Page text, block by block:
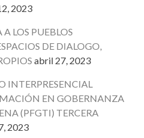
2023
LOS PUEBLOS
DE DIALOGO,
abril 27, 2023
INTERPRESENCIAL
EN GOBERNANZA
(PFGTI) TERCERA
2023